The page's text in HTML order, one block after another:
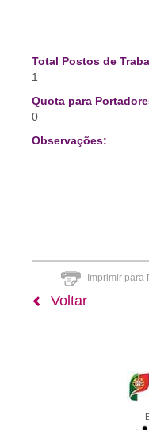
Total Postos de
1
Quota para
0
Observações:
Imprimir para
Voltar